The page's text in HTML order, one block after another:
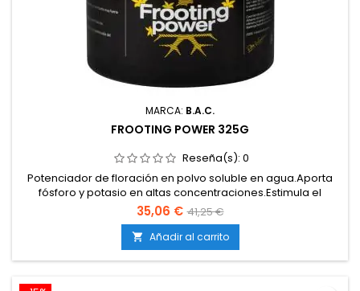
MARCA: B.A.C.
FROOTING POWER 325G
Reseña(s): 0
Potenciador de floración en polvo soluble en agua.Aporta
fósforo y potasio en altas concentraciones.Estimula el
engorde y la densidad de los cogollos.Incrementa la
producción de resina, aromas y sabores.Uso exclusivo en la
fase final de floración.
35,06 € 41,25 €
 Añadir al carrito